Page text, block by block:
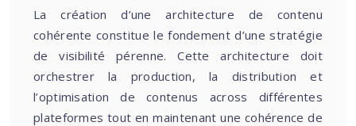
La création d’une architecture de contenu
cohérente constitue le fondement d’une stratégie
de visibilité pérenne. Cette architecture doit
orchestrer la production, la distribution et
l’optimisation de contenus across différentes
plateformes tout en maintenant une cohérence de